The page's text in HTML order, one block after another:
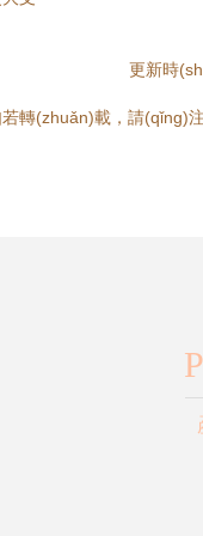
更新時
轉(zhuǎn)載，請(qǐng)